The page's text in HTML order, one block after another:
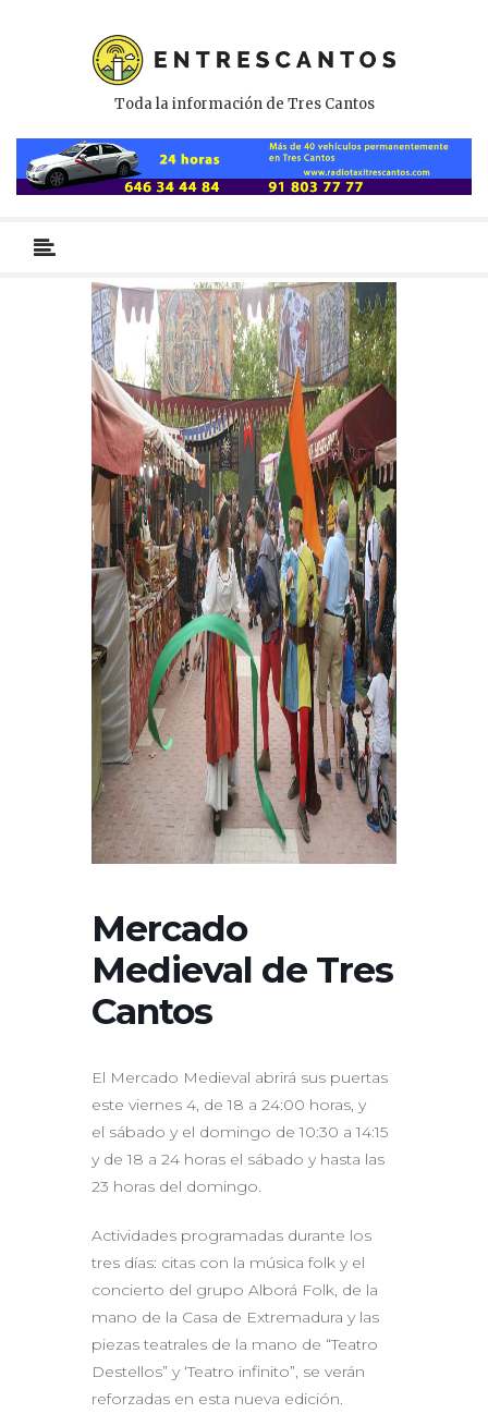
Toda la información de Tres Cantos
primario
Mercado
Medieval de Tres
Cantos
El Mercado Medieval abrirá sus puertas
este viernes 4, de 18 a 24:00 horas, y
el sábado y el domingo de 10:30 a 14:15
y de 18 a 24 horas el sábado y hasta las
23 horas del domingo.
Actividades programadas durante los
tres días: citas con la música folk y el
concierto del grupo Alborá Folk, de la
mano de la Casa de Extremadura y las
piezas teatrales de la mano de “Teatro
Destellos” y ‘Teatro infinito”, se verán
reforzadas en esta nueva edición.